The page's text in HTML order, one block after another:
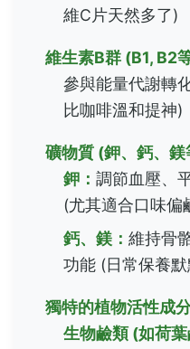
維C片天然多了)
維生素B群 (B1, B2
參與能量代謝轉
比咖啡溫和提神)
礦物質 (鉀、鈣、鎂
鉀： 調節血壓、
(尤其適合口味偏
鈣、鎂： 維持骨
功能 (日常保養
獨特的植物活性成分
生物鹼類 (如荷